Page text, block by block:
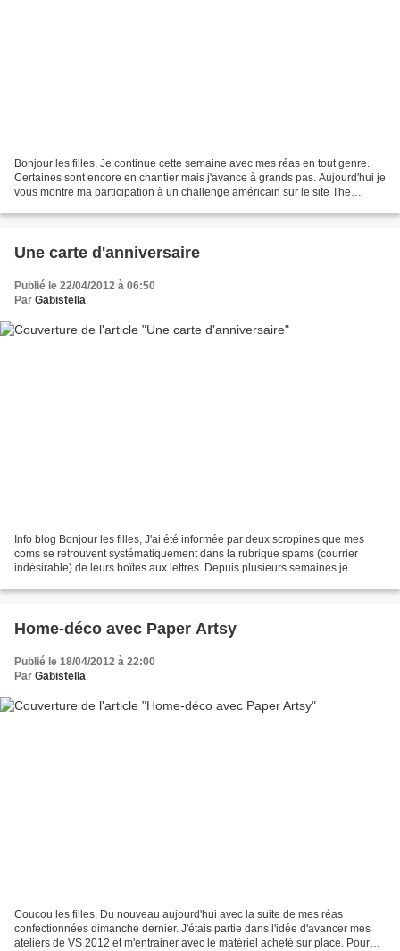
Bonjour les filles, Je continue cette semaine avec mes réas en tout genre.
Certaines sont encore en chantier mais j'avance à grands pas. Aujourd'hui je
vous montre ma participation à un challenge américain sur le site The
Une carte d'anniversaire
Publié le 22/04/2012 à 06:50
Par Gabistella
Info blog Bonjour les filles, J'ai été informée par deux scropines que mes
coms se retrouvent systématiquement dans la rubrique spams (courrier
indésirable) de leurs boîtes aux lettres. Depuis plusieurs semaines je
Home-déco avec Paper Artsy
Publié le 18/04/2012 à 22:00
Par Gabistella
Coucou les filles, Du nouveau aujourd'hui avec la suite de mes réas
confectionnées dimanche dernier. J'étais partie dans l'idée d'avancer mes
ateliers de VS 2012 et m'entrainer avec le matériel acheté sur place. Pour